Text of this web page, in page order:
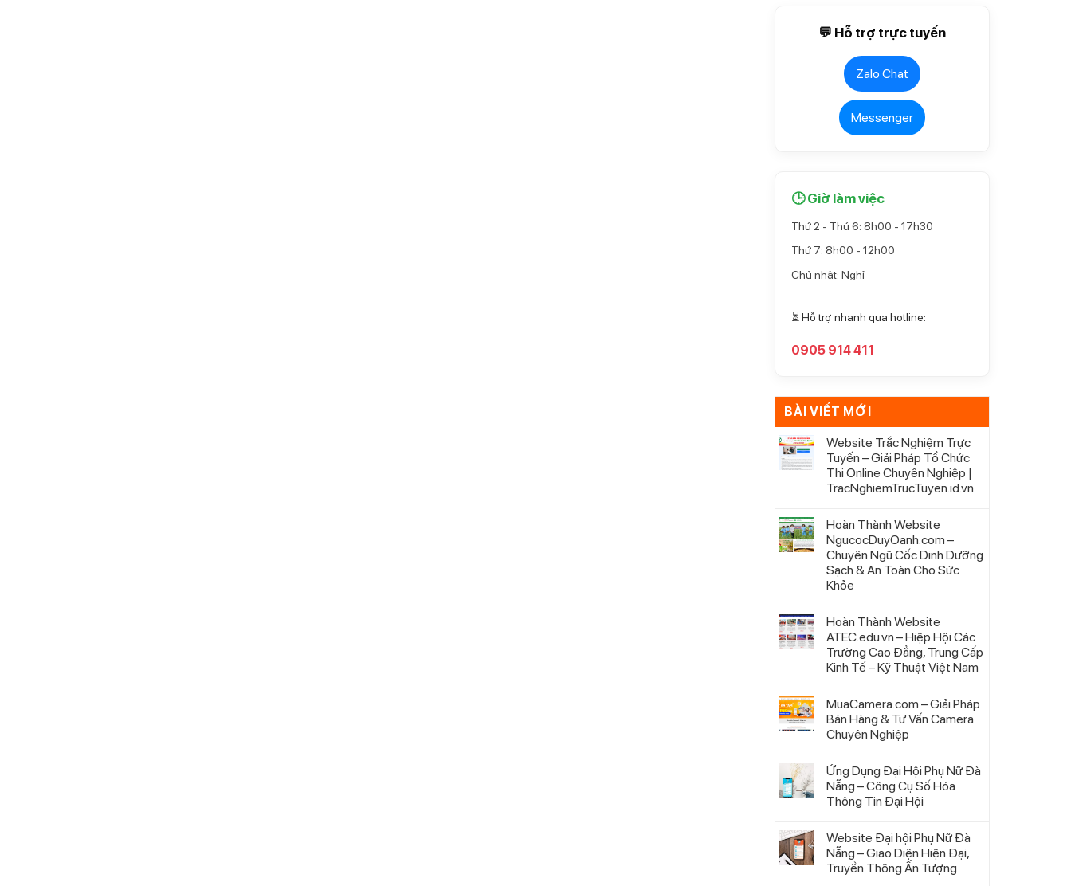
💬 Hỗ trợ trực tuyến
Zalo Chat
Messenger
🕒 Giờ làm việc
Thứ 2 - Thứ 6: 8h00 - 17h30
Thứ 7: 8h00 - 12h00
Chủ nhật: Nghỉ
⏳ Hỗ trợ nhanh qua hotline:
0905 914 411
BÀI VIẾT MỚI
Website Trắc Nghiệm Trực
Tuyến – Giải Pháp Tổ Chức
Thi Online Chuyên Nghiệp |
TracNghiemTrucTuyen.id.vn
Hoàn Thành Website
NgucocDuyOanh.com –
Chuyên Ngũ Cốc Dinh Dưỡng
Sạch & An Toàn Cho Sức
Khỏe
Hoàn Thành Website
ATEC.edu.vn – Hiệp Hội Các
Trường Cao Đẳng, Trung Cấp
Kinh Tế – Kỹ Thuật Việt Nam
MuaCamera.com – Giải Pháp
Bán Hàng & Tư Vấn Camera
Chuyên Nghiệp
Ứng Dụng Đại Hội Phụ Nữ Đà
Nẵng – Công Cụ Số Hóa
Thông Tin Đại Hội
Website Đại hội Phụ Nữ Đà
Nẵng – Giao Diện Hiện Đại,
Truyền Thông Ấn Tượng